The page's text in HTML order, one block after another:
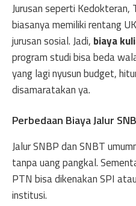
Jurusan seperti Kedokteran,
biasanya memiliki rentang
jurusan sosial. Jadi, biaya
program studi bisa beda
yang lagi nyusun budget,
disamaratakan ya.
Perbedaan Biaya Jalur
Jalur SNBP dan SNBT
tanpa uang pangkal.
PTN bisa dikenakan SPI
institusi.